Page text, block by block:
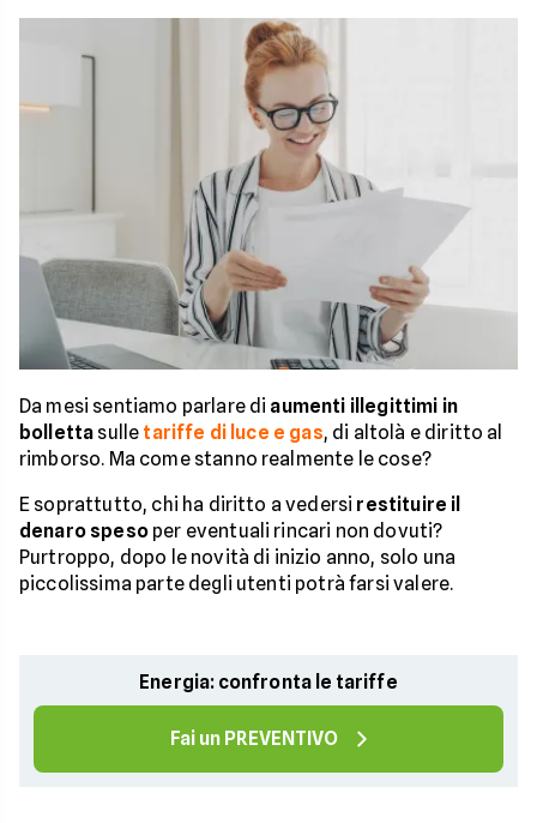
Da mesi sentiamo parlare di aumenti illegittimi in
bolletta sulle tariffe di luce e gas, di altolà e diritto al
rimborso. Ma come stanno realmente le cose?
E soprattutto, chi ha diritto a vedersi restituire il
denaro spesoper eventuali rincari non dovuti?
Purtroppo, dopo le novità di inizio anno, solo una
piccolissima parte degli utenti potrà farsi valere.
Energia: confronta le tariffe
Fai un PREVENTIVO